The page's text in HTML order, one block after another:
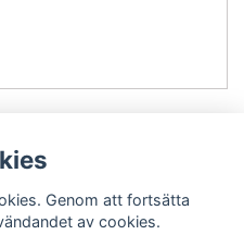
Genom att fortsätta
av cookies.